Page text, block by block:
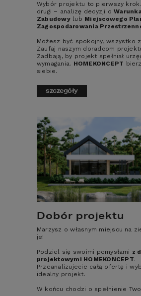
Wybór projektu to pierwszy krok.
drugi – analizę decyzji o
Zabudowylub Miejscowego
Zagospodarowania
Możesz być spokojny, wszystko
Zaufaj naszym doradcom
Zadbają, by projekt spełniał
wymagania. HOMEKONCEPT
siebie.
szczegóły
Dobór projektu
Marzysz o własnym miejscu na
je!
Podziel się swoimi pomysłami z
projektowymi HOMEKONCEPT.
Przeanalizujecie całą ofertę i
idealny projekt.
W końcu chodzi o spełnienie
Powierzchnia w m 2
Domy parterowe
Domy piętrowe
Domy z poddaszem
Garaż
0
1
2
Rodzaj dachu